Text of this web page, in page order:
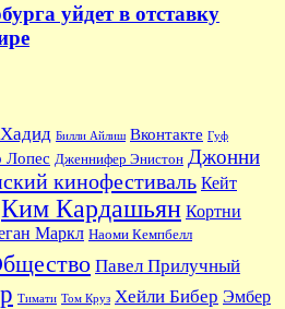
уйдет в отставку
Билли Айлиш Вконтакте Гуф
Лопес Дженнифер Энистон Джонни
кинофестиваль Кейт
Ким Кардашьян Кортни
Маркл Наоми Кемпбелл
Павел Прилучный
Тимати Том Круз Хейли Бибер Эмбер